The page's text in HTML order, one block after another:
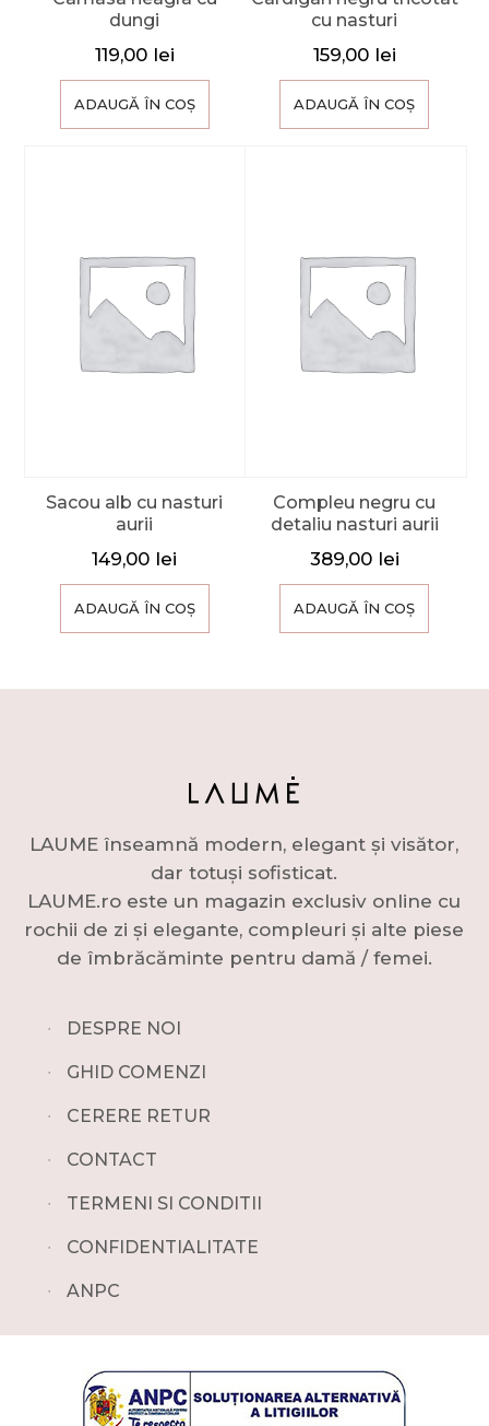
dungi
119,00 lei
ADAUGĂ ÎN COȘ
cu nasturi
159,00 lei
ADAUGĂ ÎN COȘ
Sacou alb cu nasturi
aurii
149,00 lei
ADAUGĂ ÎN COȘ
Compleu negru cu
detaliu nasturi aurii
389,00 lei
ADAUGĂ ÎN COȘ
LAUME înseamnă modern, elegant și visător,
dar totuși sofisticat.
LAUME.ro este un magazin exclusiv online cu
rochii de zi și elegante, compleuri și alte piese
de îmbrăcăminte pentru damă / femei.
∙ DESPRE NOI
∙ GHID COMENZI
∙ CERERE RETUR
∙ CONTACT
∙ TERMENI SI CONDITII
∙ CONFIDENTIALITATE
∙ ANPC